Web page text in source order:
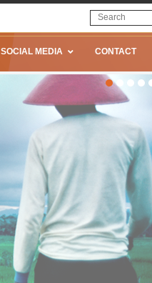
SOCIAL MEDIA CONTACT